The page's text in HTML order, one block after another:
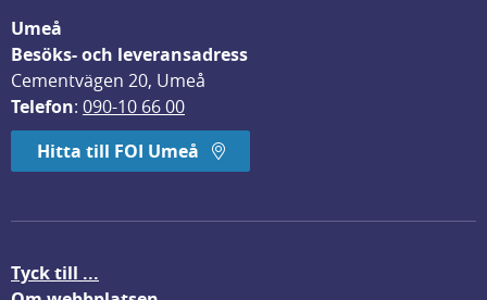
Umeå
Besöks- och leveransadress
Cementvägen 20, Umeå
Telefon: 090-10 66 00
Hitta till FOI Umeå
Tyck till ...